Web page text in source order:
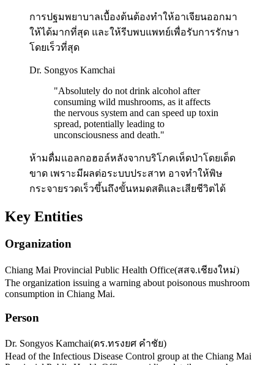
การปฐมพยาบาลเบื้องต้นต้องทำให้อาเจียนออกมา
ให้ได้มากที่สุด และให้รีบพบแพทย์เพื่อรับการรักษา
โดยเร็วที่สุด
Dr. Songyos Kamchai
"Absolutely do not drink alcohol after
consuming wild mushrooms, as it affects
the nervous system and can speed up toxin
spread, potentially leading to
unconsciousness and death."
ห้ามดื่มแอลกอฮอล์หลังจากบริโภคเห็ดป่าโดยเด็ด
ขาด เพราะมีผลต่อระบบประสาท อาจทำให้พิษ
กระจายรวดเร็วขึ้นถึงขั้นหมดสติและเสียชีวิตได้
Key Entities
Organization
Chiang Mai Provincial Public Health Office(สสจ.เชียงใหม่)
The organization issuing a warning about poisonous mushroom
consumption in Chiang Mai.
Person
Dr. Songyos Kamchai(ดร.ทรงยศ คำชัย)
Head of the Infectious Disease Control group at the Chiang Mai